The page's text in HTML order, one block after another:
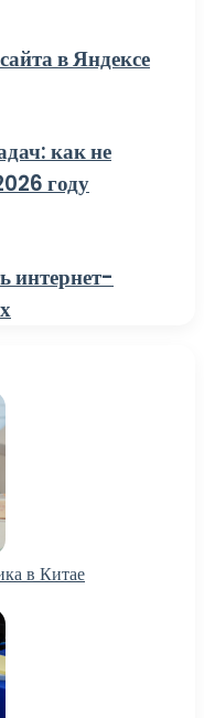
в Яндексе
как не
году
интернет-
в Китае